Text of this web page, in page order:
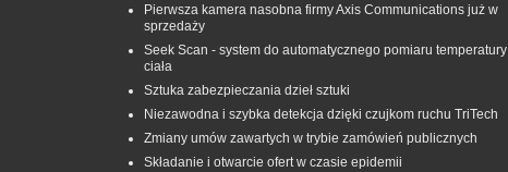
Pierwsza kamera nasobna firmy Axis Communications już w
sprzedaży
Seek Scan - system do automatycznego pomiaru temperatury
ciała
Sztuka zabezpieczania dzieł sztuki
Niezawodna i szybka detekcja dzięki czujkom ruchu TriTech
Zmiany umów zawartych w trybie zamówień publicznych
Składanie i otwarcie ofert w czasie epidemii